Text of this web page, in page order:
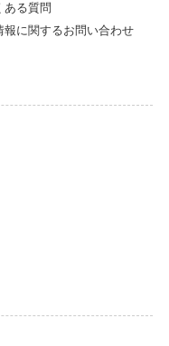
ある質問
報に関するお問い合わせ